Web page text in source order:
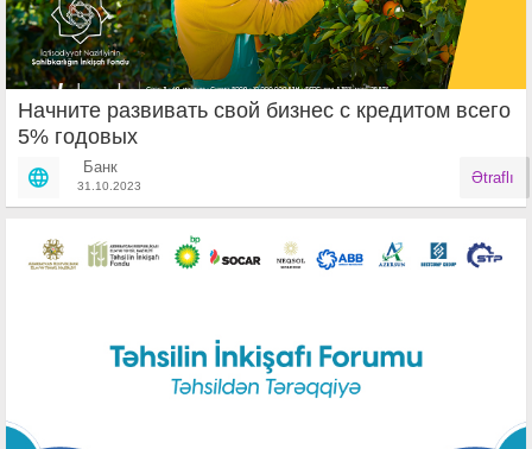
Начните развивать свой бизнес с кредитом всего
5% годовых
Банк
31.10.2023 Ətraflı